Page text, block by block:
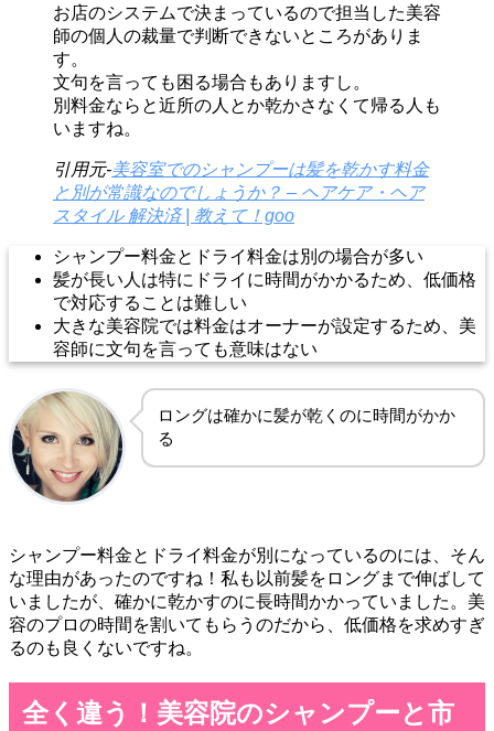
お店のシステムで決まっているので担当した美容
師の個人の裁量で判断できないところがありま
す。
文句を言っても困る場合もありますし。
別料金ならと近所の人とか乾かさなくて帰る人も
いますね。
引用元-美容室でのシャンプーは髪を乾かす料金
と別が常識なのでしょうか？ – ヘアケア・ヘア
スタイル 解決済 | 教えて！goo
シャンプー料金とドライ料金は別の場合が多い
髪が長い人は特にドライに時間がかかるため、低価格
で対応することは難しい
大きな美容院では料金はオーナーが設定するため、美
容師に文句を言っても意味はない
ロングは確かに髪が乾くのに時間がかか
る
シャンプー料金とドライ料金が別になっているのには、そん
な理由があったのですね！私も以前髪をロングまで伸ばして
いましたが、確かに乾かすのに長時間かかっていました。美
容のプロの時間を割いてもらうのだから、低価格を求めすぎ
るのも良くないですね。
全く違う！美容院のシャンプーと市